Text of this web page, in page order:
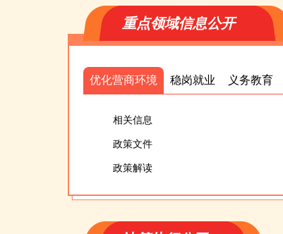
重点领域信息公开
优化营商环境 稳岗就业 义务教育
相关信息
政策文件
政策解读